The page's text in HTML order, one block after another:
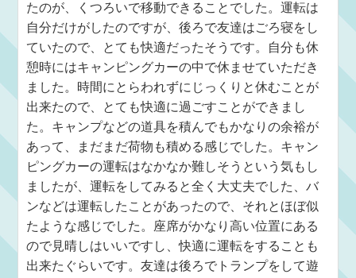
たのが、くつろいで移動できることでした。運転は
自分だけがしたのですが、後ろで友達はごろ寝をし
ていたので、とても快適だったそうです。自分も休
憩時にはキャンピングカーの中で休ませていただき
ました。時間にとらわれずにじっくりと休むことが
出来たので、とても快適に過ごすことができまし
た。キャンプなどの道具を積んでもかなりの余裕が
あって、まだまだ荷物も積める感じでした。キャン
ピングカーの運転はなかなか難しそうという気もし
ましたが、運転をしてみると全く大丈夫でした、バ
ンなどは運転したことがあったので、それとほぼ似
たような感じでした。座席がかなり高い位置にある
ので見晴しはいいですし、快適に運転をすることも
出来たぐらいです。友達は後ろでトランプをして遊